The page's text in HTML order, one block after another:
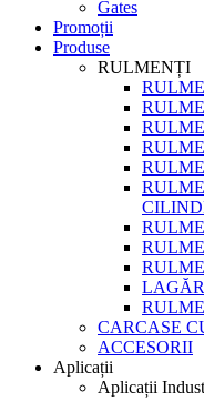
Gates
Promoții
Produse
RULMENȚI
CARCASE
ACCESORII
Aplicații
Aplicații